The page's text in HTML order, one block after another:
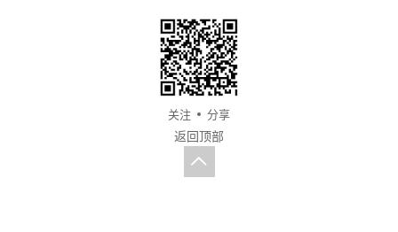
关注
分享
返回顶部